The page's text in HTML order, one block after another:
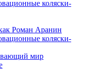
Роман Аранин
коляски-